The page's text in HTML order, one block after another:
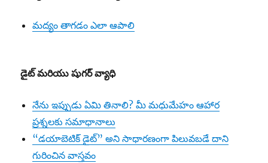
మద్యం తాగడం ఎలా ఆపాలి
డైట్మరియు షుగర్ వ్యాధి
నేను ఇప్పుడు ఏమి తినాలి? మీ మధుమేహం ఆహార
ప్రశ్నలకు సమాధానాలు
“డయాబెటిక్ డైట్” అని సాధారణంగా పిలువబడే దాని
గురించిన వాస్తవం